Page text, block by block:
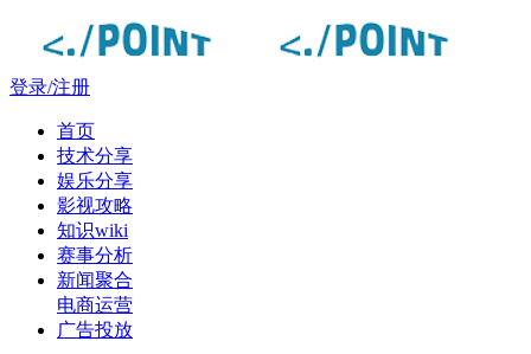
登录/注册
首页
技术分享
娱乐分享
影视攻略
知识wiki
赛事分析
新闻聚合
电商运营
广告投放